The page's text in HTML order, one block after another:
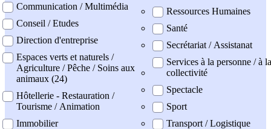
Communication / Multimédia
Conseil / Etudes
Direction d'entreprise
Espaces verts et naturels /
Agriculture / Pêche / Soins aux
animaux (24)
Hôtellerie - Restauration /
Tourisme / Animation
Immobilier
Ressources Humaines
Santé
Secrétariat / Assistanat
Services à la personne / à la
collectivité
Spectacle
Sport
Transport / Logistique